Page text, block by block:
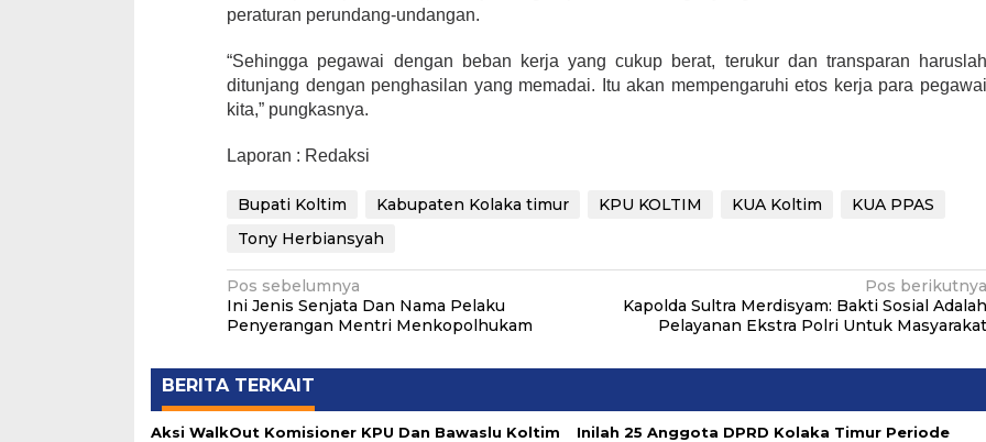
peraturan perundang-undangan.
“Sehingga pegawai dengan beban kerja yang cukup berat, terukur dan transparan haruslah
ditunjang dengan penghasilan yang memadai. Itu akan mempengaruhi etos kerja para pegawai
kita,” pungkasnya.
Laporan : Redaksi
Bupati Koltim Kabupaten Kolaka timur KPU KOLTIM KUA Koltim
KUA PPAS
Tony Herbiansyah
Navigasi
pos
Pos sebelumnya
Ini Jenis Senjata Dan Nama Pelaku
Penyerangan Mentri Menkopolhukam
Pos berikutnya
Kapolda Sultra Merdisyam: Bakti Sosial Adalah
Pelayanan Ekstra Polri Untuk Masyarakat
BERITA TERKAIT
Aksi WalkOut Komisioner KPU Dan Bawaslu Koltim
Inilah 25 Anggota DPRD Kolaka Timur Periode